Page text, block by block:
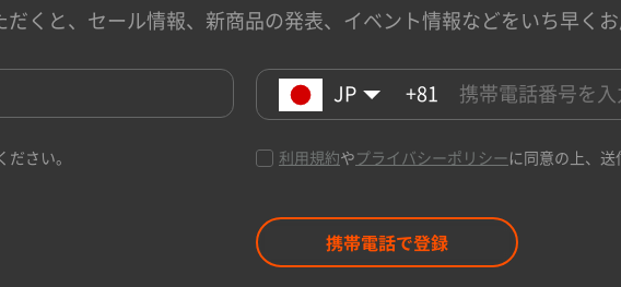
だくと、セール情報、新商品の発表、イベント情報などをいち早くお
ださい。
JP +81
利用規約や プライバシーポリシー に同意の上、送
携帯電話で登録